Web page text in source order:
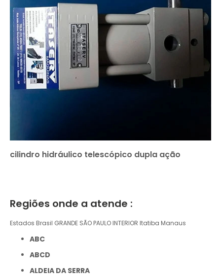
cilindro hidráulico telescópico dupla ação
Regiões onde a atende :
Estados Brasil GRANDE SÃO PAULO INTERIOR Itatiba Manaus
ABC
ABCD
ALDEIA DA SERRA